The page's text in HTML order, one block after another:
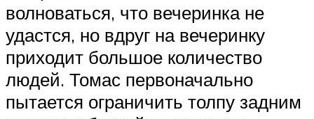
волноваться, что вечеринка не
удастся, но вдруг на вечеринку
приходит большое количество
людей. Томас первоначально
пытается ограничить толпу задним